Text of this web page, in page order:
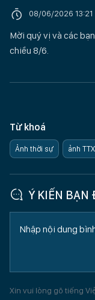
08/06/2026 13:21
Mời quý vị và các
chiều 8/6.
Từ khoá
Ảnh thời sự ảnh
Ý KIẾN BẠN
Xin vui lòng gõ tiếng